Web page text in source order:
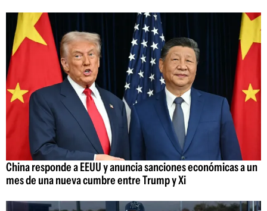
China responde a EEUU y anuncia sanciones económicas a un
mes de una nueva cumbre entre Trump y Xi